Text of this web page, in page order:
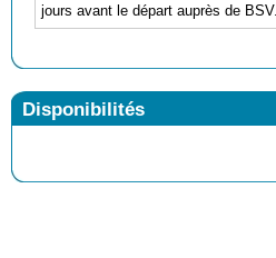
jours avant le départ auprès de BSV.
Disponibilités